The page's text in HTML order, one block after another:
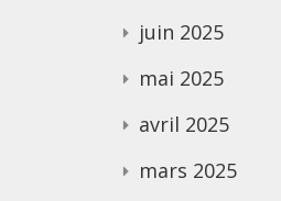
juin 2025
mai 2025
avril 2025
mars 2025